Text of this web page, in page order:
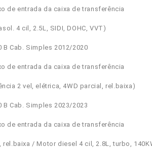
de entrada da caixa de transferência
4 cil, 2.5L, SIDI, DOHC, VVT)
B Cab. Simples 2012/2020
de entrada da caixa de transferência
2 vel, elétrica, 4WD parcial, rel.baixa)
B Cab. Simples 2023/2023
de entrada da caixa de transferência
/ Motor diesel 4 cil, 2.8L, turbo,